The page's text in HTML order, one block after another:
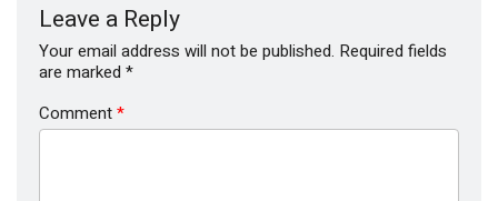
Leave a Reply
Your email address will not be published. Required fields
are marked *
Comment*